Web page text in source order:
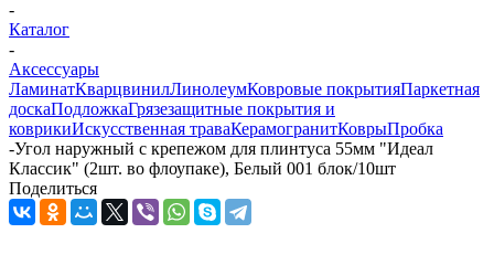
-
Каталог
-
Аксессуары
ЛаминатКварцвинилЛинолеумКовровые покрытияПаркетная
доскаПодложкаГрязезащитные покрытия и
коврикиИскусственная траваКерамогранитКоврыПробка
-Угол наружный с крепежом для плинтуса 55мм "Идеал
Классик" (2шт. во флоупаке), Белый 001 блок/10шт
Поделиться